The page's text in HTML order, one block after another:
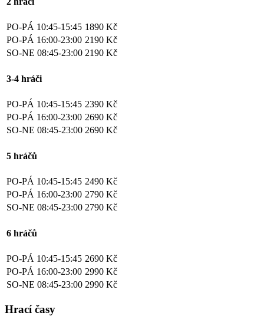
PO-PÁ 10:45-15:45 1890 Kč
PO-PÁ 16:00-23:00 2190 Kč
SO-NE 08:45-23:00 2190 Kč
3-4 hráči
PO-PÁ 10:45-15:45 2390 Kč
PO-PÁ 16:00-23:00 2690 Kč
SO-NE 08:45-23:00 2690 Kč
5 hráčů
PO-PÁ 10:45-15:45 2490 Kč
PO-PÁ 16:00-23:00 2790 Kč
SO-NE 08:45-23:00 2790 Kč
6 hráčů
PO-PÁ 10:45-15:45 2690 Kč
PO-PÁ 16:00-23:00 2990 Kč
SO-NE 08:45-23:00 2990 Kč
Hrací časy